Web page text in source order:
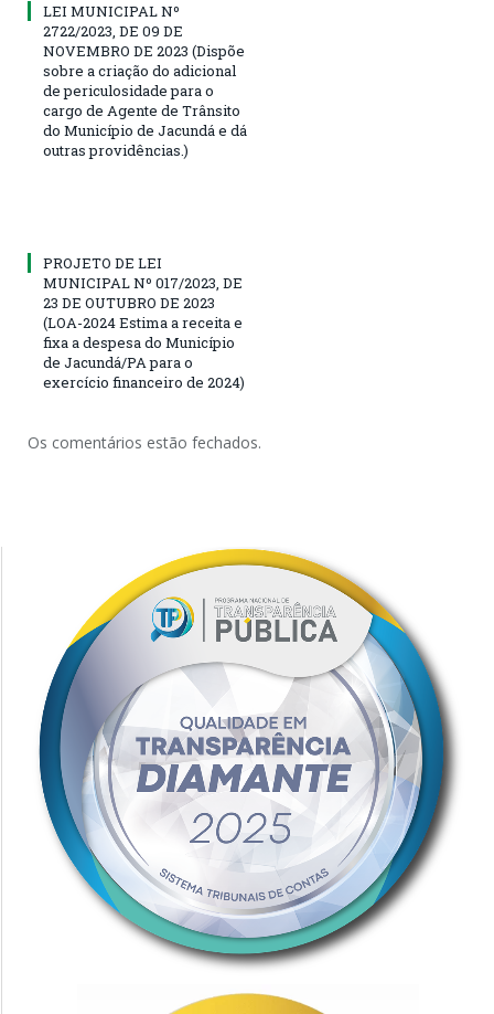
LEI MUNICIPAL Nº
2722/2023, DE 09 DE
NOVEMBRO DE 2023 (Dispõe
sobre a criação do adicional
de periculosidade para o
cargo de Agente de Trânsito
do Município de Jacundá e dá
outras providências.)
PROJETO DE LEI
MUNICIPAL Nº 017/2023, DE
23 DE OUTUBRO DE 2023
(LOA-2024 Estima a receita e
fixa a despesa do Município
de Jacundá/PA para o
exercício financeiro de 2024)
Os comentários estão fechados.